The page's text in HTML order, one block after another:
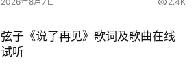
弦子《说了再见》歌词及歌曲在线
试听